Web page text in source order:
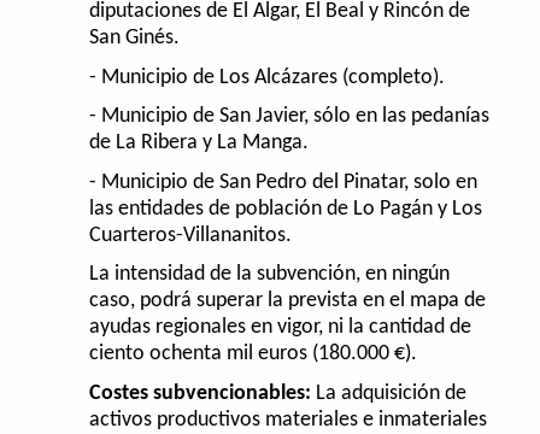
diputaciones de El Algar, El Beal y Rincón de
San Ginés.
- Municipio de Los Alcázares (completo).
- Municipio de San Javier, sólo en las pedanías
de La Ribera y La Manga.
- Municipio de San Pedro del Pinatar, solo en
las entidades de población de Lo Pagán y Los
Cuarteros-Villananitos.
La intensidad de la subvención, en ningún
caso, podrá superar la prevista en el mapa de
ayudas regionales en vigor, ni la cantidad de
ciento ochenta mil euros (180.000 €).
Costes subvencionables: La adquisición de
activos productivos materiales e inmateriales